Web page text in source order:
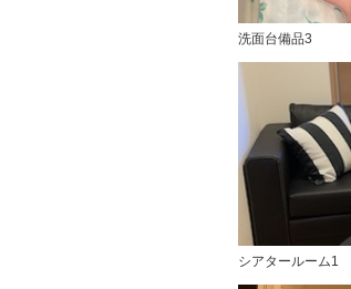
洗面台備品3
シアタールーム1